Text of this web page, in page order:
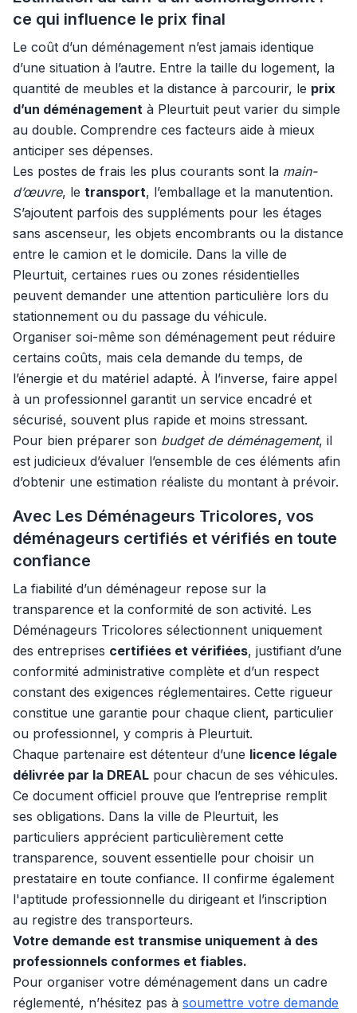
ce qui influence le prix final
Le coût d’un déménagement n’est jamais identique
d’une situation à l’autre. Entre la taille du logement, la
quantité de meubles et la distance à parcourir, le prix
d’un déménagement à Pleurtuit peut varier du simple
au double. Comprendre ces facteurs aide à mieux
anticiper ses dépenses.
Les postes de frais les plus courants sont la main-
d’œuvre, le transport, l’emballage et la manutention.
S’ajoutent parfois des suppléments pour les étages
sans ascenseur, les objets encombrants ou la distance
entre le camion et le domicile. Dans la ville de
Pleurtuit, certaines rues ou zones résidentielles
peuvent demander une attention particulière lors du
stationnement ou du passage du véhicule.
Organiser soi-même son déménagement peut réduire
certains coûts, mais cela demande du temps, de
l’énergie et du matériel adapté. À l’inverse, faire appel
à un professionnel garantit un service encadré et
sécurisé, souvent plus rapide et moins stressant.
Pour bien préparer son budget de déménagement, il
est judicieux d’évaluer l’ensemble de ces éléments afin
d’obtenir une estimation réaliste du montant à prévoir.
Avec Les Déménageurs Tricolores, vos
déménageurs certifiés et vérifiés en toute
confiance
La fiabilité d’un déménageur repose sur la
transparence et la conformité de son activité. Les
Déménageurs Tricolores sélectionnent uniquement
des entreprises certifiées et vérifiées, justifiant d’une
conformité administrative complète et d’un respect
constant des exigences réglementaires. Cette rigueur
constitue une garantie pour chaque client, particulier
ou professionnel, y compris à Pleurtuit.
Chaque partenaire est détenteur d’une licence légale
délivrée par la DREAL pour chacun de ses véhicules.
Ce document officiel prouve que l’entreprise remplit
ses obligations. Dans la ville de Pleurtuit, les
particuliers apprécient particulièrement cette
transparence, souvent essentielle pour choisir un
prestataire en toute confiance. Il confirme également
l'aptitude professionnelle du dirigeant et l’inscription
au registre des transporteurs.
Votre demande est transmise uniquement à des
professionnels conformes et fiables.
Pour organiser votre déménagement dans un cadre
réglementé, n’hésitez pas à soumettre votre demande